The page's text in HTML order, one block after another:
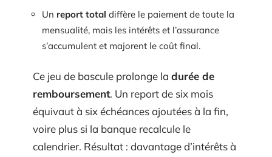
Un report total diffère le paiement de toute la
mensualité, mais les intérêts et l’assurance
s’accumulent et majorent le coût final.
Ce jeu de bascule prolonge la durée de
remboursement. Un report de six mois
équivaut à six échéances ajoutées à la fin,
voire plus si la banque recalcule le
calendrier. Résultat : davantage d’intérêts à